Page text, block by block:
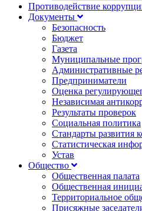
Противодействие
Документы
Безопасность
Бюджет
Газета
Муниципальные
Административные
Предприниматели
Оценка
Независимая
Результаты проверок
Социальная политика
Стандарты развития
Статистическая
Устав
Общество
Общественная палата
Общественная
Территориальное
Присяжные